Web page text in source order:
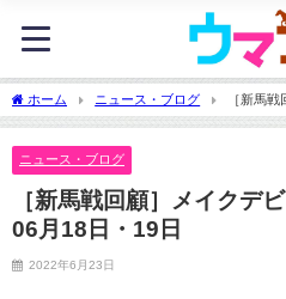
ホーム ニュース・ブログ
［新馬
06月18日・19日
ニュース・ブログ
［新馬戦回顧］メイクデ
06月18日・19日
2022年6月23日